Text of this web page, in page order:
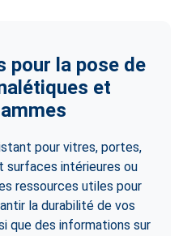
pour la pose de
et
pour vitres, portes,
surfaces intérieures ou
ressources utiles pour
la durabilité de vos
que des informations sur